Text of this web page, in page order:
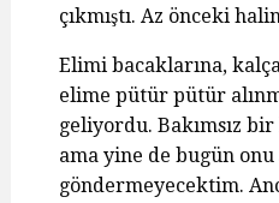
çıkmıştı. Az önceki
Elimi bacaklarına,
elime pütür pütür
geliyordu. Bakımsız
ama yine de bugün
göndermeyecektim.